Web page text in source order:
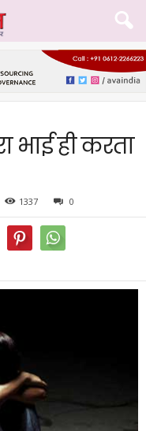
भाई ही करता
1337 0